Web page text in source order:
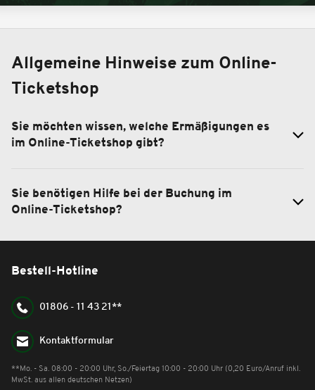
Allgemeine Hinweise zum Online-
Ticketshop
Sie möchten wissen, welche Ermäßigungen es
im Online-Ticketshop gibt?
Sie benötigen Hilfe bei der Buchung im
Online-Ticketshop?
Bestell-Hotline
01806 - 11 43 21**
Kontaktformular
**Mo. - Sa. 08:00 - 20:00 Uhr, So./Feiertag 10:00 - 20:00 Uhr (0,20 Euro/Anruf inkl.
MwSt. aus allen deutschen Netzen)